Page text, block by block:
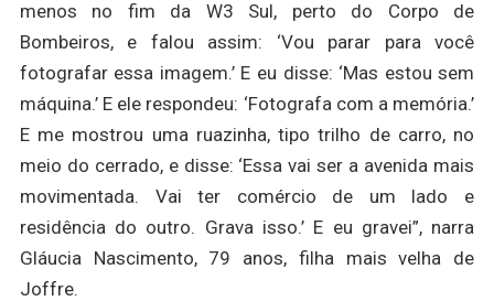
menos no fim da W3 Sul, perto do Corpo de
Bombeiros, e falou assim: ‘Vou parar para você
fotografar essa imagem.’ E eu disse: ‘Mas estou sem
máquina.’ E ele respondeu: ‘Fotografa com a memória.’
E me mostrou uma ruazinha, tipo trilho de carro, no
meio do cerrado, e disse: ‘Essa vai ser a avenida mais
movimentada. Vai ter comércio de um lado e
residência do outro. Grava isso.’ E eu gravei”, narra
Gláucia Nascimento, 79 anos, filha mais velha de
Joffre.